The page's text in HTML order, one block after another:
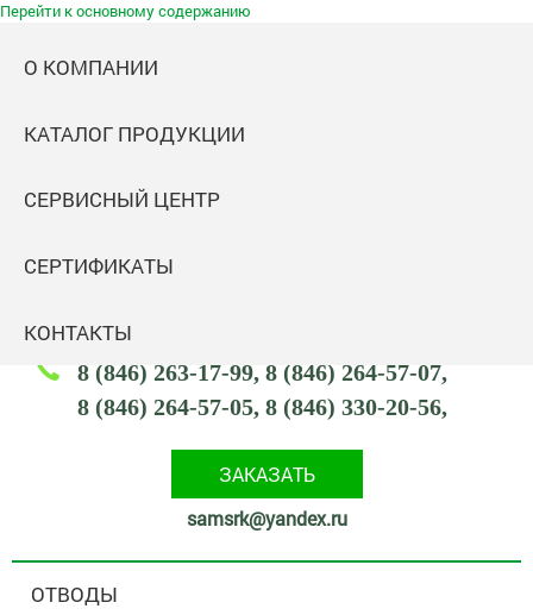
Перейти к основному содержанию
Самараспецремкомплект
Адрес: 443047,
ул. Тамбовская, 2 (посёлок Кряж)
8 (846) 263-17-99 8 (846) 264-57-07
8 (846) 264-57-05 8 (846) 330-20-56
ЗАКАЗАТЬ
samsrk@yandex.ru
О КОМПАНИИ
КАТАЛОГ ПРОДУКЦИИ
СЕРВИСНЫЙ ЦЕНТР
СЕРТИФИКАТЫ
КОНТАКТЫ
ОТВОДЫ